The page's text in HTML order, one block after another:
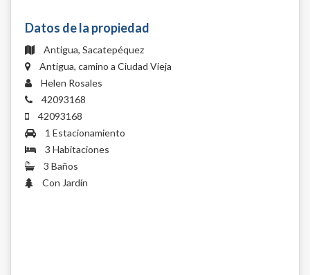
Datos de la propiedad
Antigua, Sacatepéquez
Antigua, camino a Ciudad Vieja
Helen Rosales
42093168
42093168
1 Estacionamiento
3 Habitaciones
3 Baños
Con Jardín